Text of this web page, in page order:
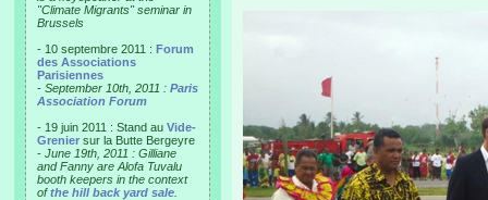
"Climate Migrants" seminar in
Brussels
- 10 septembre 2011 : Forum
des Associations
Parisiennes
- September 10th, 2011 : Paris
Association Forum
- 19 juin 2011 : Stand au Vide-
Grenier sur la Butte Bergeyre
- June 19th, 2011 : Gilliane
and Fanny are Alofa Tuvalu
booth keepers in the context
ofthe hill back yard sale